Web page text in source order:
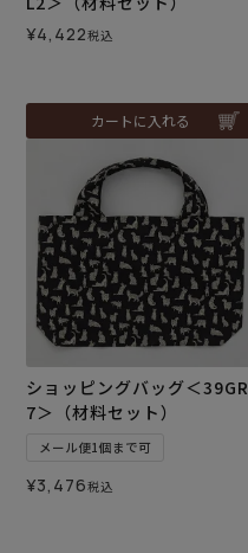
¥4,422税込
カートに入れる
ショッピングバッグ＜39GR
7＞（材料セット）
メール便1個まで可
¥3,476税込